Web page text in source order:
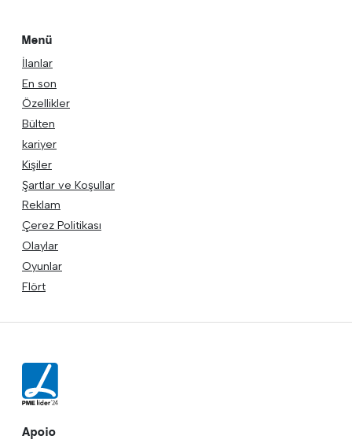
Menü
İlanlar
En son
Özellikler
Bülten
kariyer
Kişiler
Şartlar ve Koşullar
Reklam
Çerez Politikası
Olaylar
Oyunlar
Flört
Apoio